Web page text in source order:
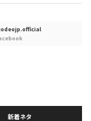
新着ネタ